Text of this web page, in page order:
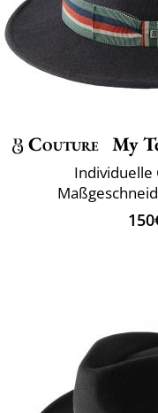
Couture My
Individuelle